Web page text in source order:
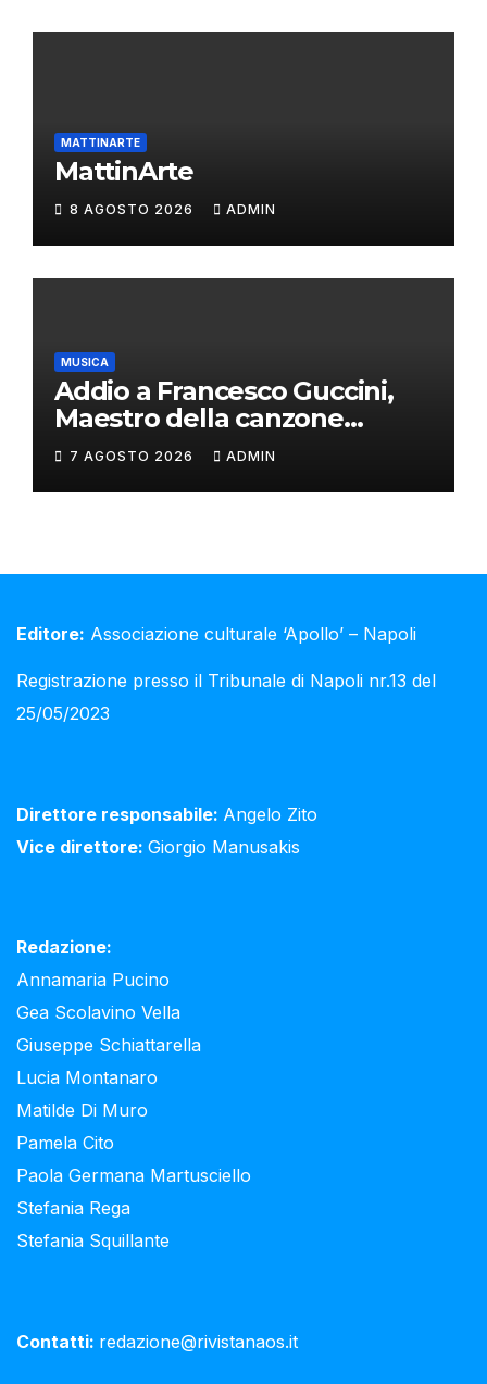
MATTINARTE
MattinArte
8 AGOSTO 2026 ADMIN
MUSICA
Addio a Francesco Guccini,
Maestro della canzone
d’autore
7 AGOSTO 2026 ADMIN
Editore: Associazione culturale ‘Apollo’ – Napoli
Registrazione presso il Tribunale di Napoli nr.13 del
25/05/2023
Direttore responsabile: Angelo Zito
Vice direttore: Giorgio Manusakis
Redazione:
Annamaria Pucino
Gea Scolavino Vella
Giuseppe Schiattarella
Lucia Montanaro
Matilde Di Muro
Pamela Cito
Paola Germana Martusciello
Stefania Rega
Stefania Squillante
Contatti: redazione@rivistanaos.it